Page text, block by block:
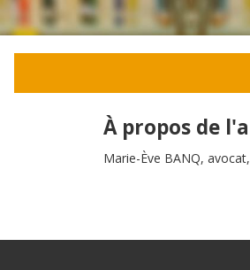
À propos de
Marie-Ève BANQ,